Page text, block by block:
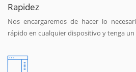
Rapidez
Nos encargaremos de hacer lo
rápido en cualquier dispositivo y tenga